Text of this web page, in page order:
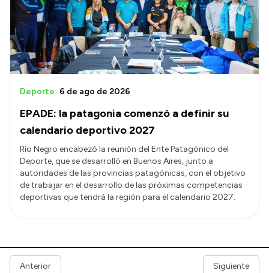
EPADE: la patagonia comenzó a definir su
calendario deportivo 2027
Deporte 6 de ago de 2026
Río Negro encabezó la reunión del Ente Patagónico del
Deporte, que se desarrolló en Buenos Aires, junto a
autoridades de las provincias patagónicas, con el objetivo
de trabajar en el desarrollo de las próximas competencias
deportivas que tendrá la región para el calendario 2027.
Anterior Siguiente